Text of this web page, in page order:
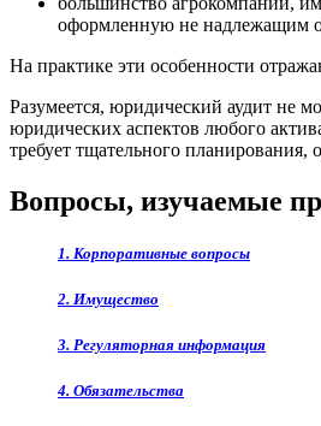
оформленную не надлежащим
На практике эти особенности
Разумеется, юридический аудит не
юридических аспектов любого
требует тщательного
Вопросы, изучаемые
1. Корпоративные вопросы
2. Имущество
3. Регуляторная информация
4. Обязательства